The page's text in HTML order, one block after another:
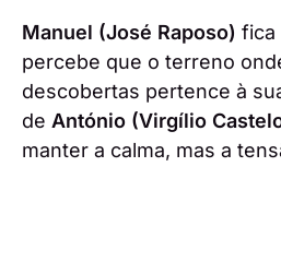
Manuel (José Raposo) fica
percebe que o terreno
descobertas pertence à
de António (Virgílio
manter a calma, mas a